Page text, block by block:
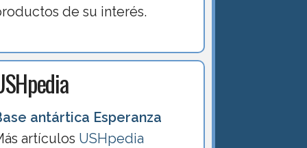
de su interés.
antártica Esperanza
artículos USHpedia